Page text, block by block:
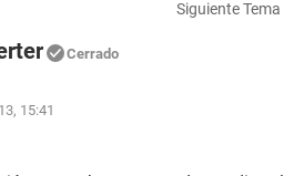
Siguiente Tema
Cerrado
15:41